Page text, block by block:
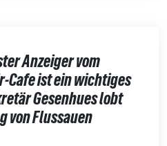
Anzeiger vom
Cafe ist ein wichtiges
Gesenhues lobt
von Flussauen